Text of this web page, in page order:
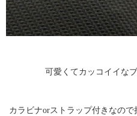
可愛くてカッコイイな
カラビナorストラップ付きなの